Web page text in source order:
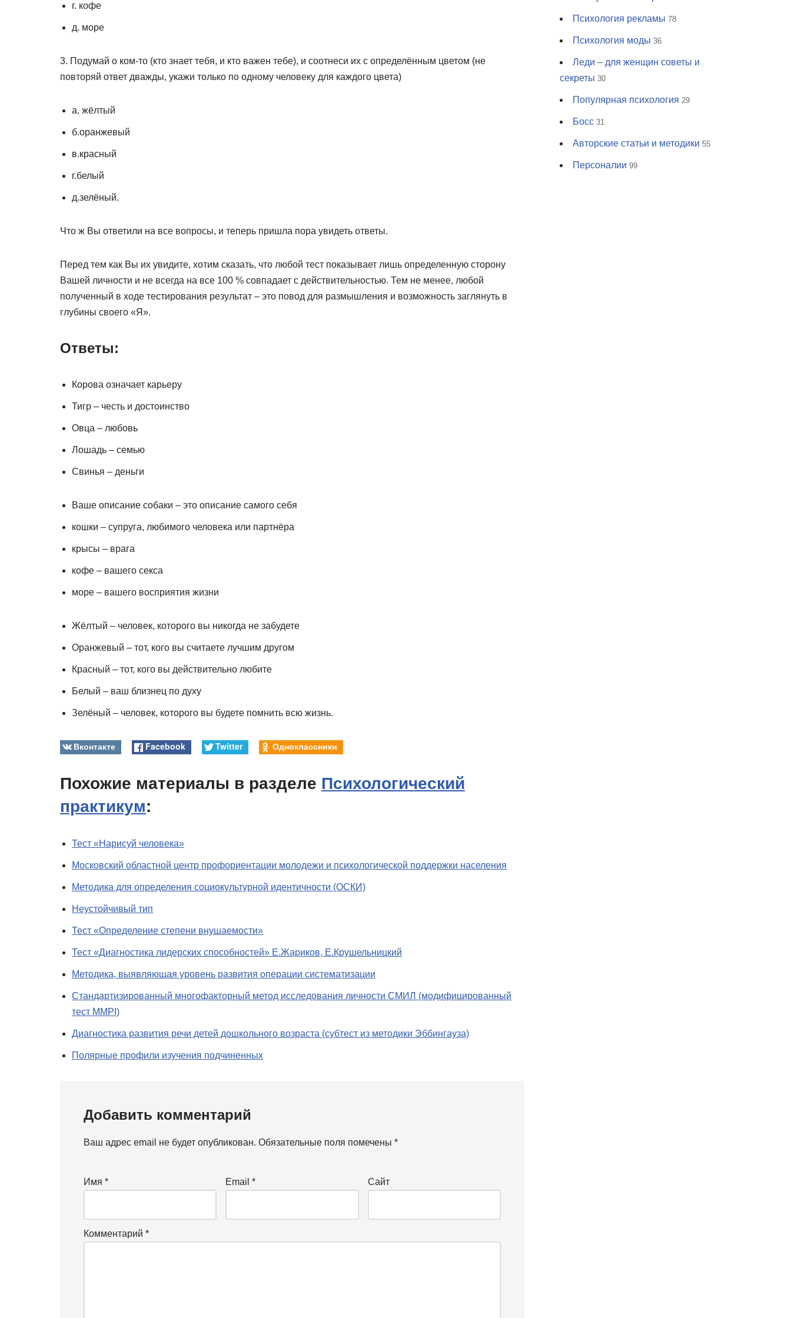
г. кофе
д. море
3. Подумай о ком-то (кто знает тебя, и кто важен тебе), и соотнеси их с определённым цветом (не
повторяй ответ дважды, укажи только по одному человеку для каждого цвета)
а. жёлтый
б.оранжевый
в.красный
г.белый
д.зелёный.
Что ж Вы ответили на все вопросы, и теперь пришла пора увидеть ответы.
Перед тем как Вы их увидите, хотим сказать, что любой тест показывает лишь определенную сторону
Вашей личности и не всегда на все 100 % совпадает с действительностью. Тем не менее, любой
полученный в ходе тестирования результат – это повод для размышления и возможность заглянуть в
глубины своего «Я».
Ответы:
Корова означает карьеру
Тигр – честь и достоинство
Овца – любовь
Лошадь – семью
Свинья – деньги
Ваше описание собаки – это описание самого себя
кошки – супруга, любимого человека или партнёра
крысы – врага
кофе – вашего секса
море – вашего восприятия жизни
Жёлтый – человек, которого вы никогда не забудете
Оранжевый – тот, кого вы считаете лучшим другом
Красный – тот, кого вы действительно любите
Белый – ваш близнец по духу
Зелёный – человек, которого вы будете помнить всю жизнь.
Вконтакте Facebook Twitter Одноклассники
Похожие материалы в разделе Психологический
практикум:
Тест «Нарисуй человека»
Московский областной центр профориентации молодежи и психологической поддержки населения
Методика для определения социокультурной идентичности (ОСКИ)
Неустойчивый тип
Тест «Определение степени внушаемости»
Тест «Диагностика лидерских способностей» Е.Жариков, Е.Крушельницкий
Методика, выявляющая уровень развития операции систематизации
Стандартизированный многофакторный метод исследования личности СМИЛ (модифицированный
тест MMPI)
Диагностика развития речи детей дошкольного возраста (субтест из методики Эббингауза)
Полярные профили изучения подчиненных
Добавить комментарий
Ваш адрес email не будет опубликован. Обязательные поля помечены *
Имя * Email* Сайт
Комментарий *
Психология рекламы 78
Психология моды 36
Леди – для женщин советы и
секреты 30
Популярная психология 29
Босс 31
Авторские статьи и методики 55
Персоналии 99